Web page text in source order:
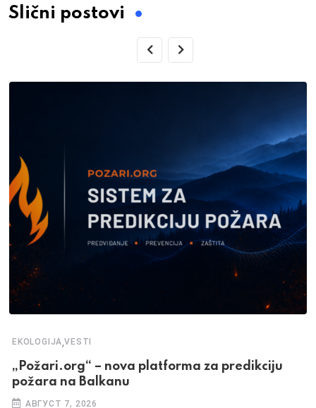
Slični postovi
EKOLOGIJA,VESTI
„Požari.org“ – nova platforma za predikciju
požara na Balkanu
АВГУСТ 7, 2026